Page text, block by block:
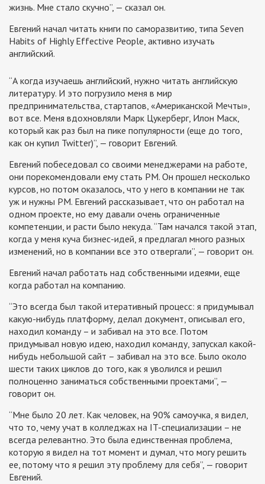
жизнь. Мне стало скучно”, — сказал он.
Евгений начал читать книги по саморазвитию, типа Seven
Habits of Highly Effective People, активно изучать
английский.
“А когда изучаешь английский, нужно читать английскую
литературу. И это погрузило меня в мир
предпринимательства, стартапов, «Американской Мечты»,
вот все. Меня вдохновляли Марк Цукерберг, Илон Маск,
который как раз был на пике популярности (еще до того,
как он купил Twitter)”, — говорит Евгений.
Евгений побеседовал со своими менеджерами на работе,
они порекомендовали ему стать PM. Он прошел несколько
курсов, но потом оказалось, что у него в компании не так
уж и нужны PM. Евгений рассказывает, что он работал на
одном проекте, но ему давали очень ограниченные
компетенции, и расти было некуда. “Там начался такой этап,
когда у меня куча бизнес-идей, я предлагал много разных
изменений, но в компании все это отвергали”, — говорит он.
Евгений начал работать над собственными идеями, еще
когда работал на компанию.
“Это всегда был такой итеративный процесс: я придумывал
какую-нибудь платформу, делал документ, описывал его,
находил команду – и забивал на это все. Потом
придумывал новую идею, находил команду, запускал какой-
нибудь небольшой сайт – забивал на это все. Было около
шести таких циклов до того, как я уволился и решил
полноценно заниматься собственными проектами”, —
говорит он.
“Мне было 20 лет. Как человек, на 90% самоучка, я видел,
что то, чему учат в колледжах на IT-специализации – не
всегда релевантно. Это была единственная проблема,
которую я видел на тот момент и думал, что могу решить
ее, потому что я решил эту проблему для себя”, — говорит
Евгений.